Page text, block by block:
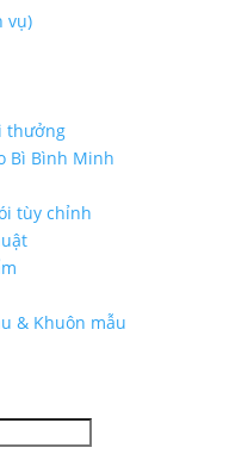
vụ)
thưởng
Bì Bình Minh
tùy chỉnh
& Khuôn mẫu